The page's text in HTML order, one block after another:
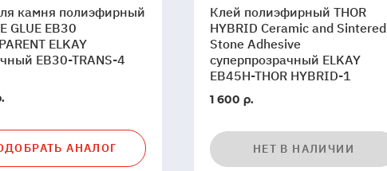
камня полиэфирный
GLUE EB30
ELKAY
EB30-TRANS-4
АНАЛОГ
полиэфирный
THOR
HYBRID
Ceramic
and
Sintered
Adhesive
суперпрозрачный
ELKAY
Клей полиэфирный THOR
HYBRID Ceramic and Sintered
Stone Adhesive
суперпрозрачный ELKAY
EB45H-THOR HYBRID-1
1 600 р.
НЕТ В НАЛИЧИИ